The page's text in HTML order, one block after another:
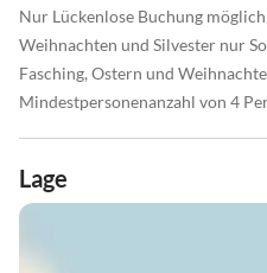
Nur Lückenlose Buchung möglich
Weihnachten und Silvester nur
Fasching, Ostern und
Mindestpersonenanzahl von 4
Lage